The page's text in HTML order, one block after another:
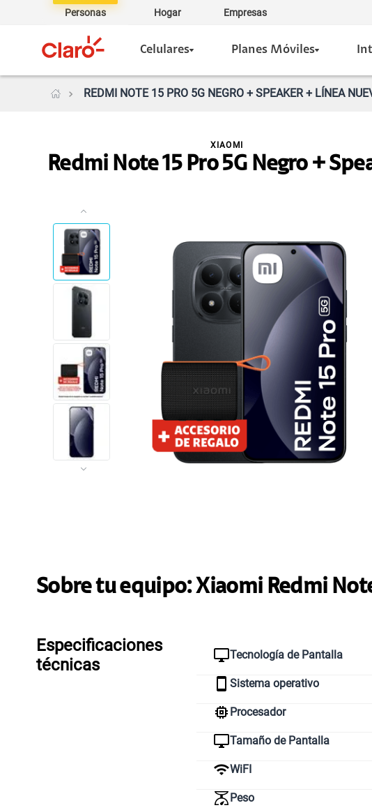
Personas Hogar Empresas
Celulares Planes Móviles
REDMI NOTE 15 PRO 5G NEGRO + SPEAKER + LÍNEA
Redmi Note 15 Pro 5G Negro +
XIAOMI
Sobre tu equipo:Xiaomi Redmi
Especificaciones
técnicas
Tecnología de Pantalla
Sistema operativo
Procesador
Tamaño de Pantalla
WiFI
Peso